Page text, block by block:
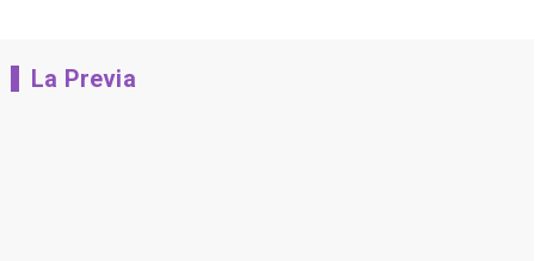
La Previa